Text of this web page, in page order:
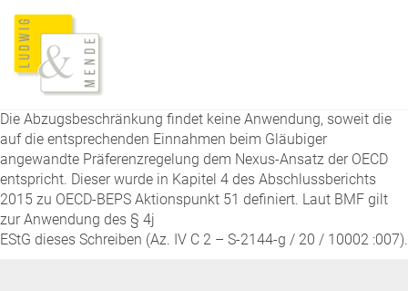
Die Abzugsbeschränkung findet keine Anwendung, soweit die
auf die entsprechenden Einnahmen beim Gläubiger
angewandte Präferenzregelung dem Nexus-Ansatz der OECD
entspricht. Dieser wurde in Kapitel 4 des Abschlussberichts
2015 zu OECD-BEPS Aktionspunkt 51 definiert. Laut BMF gilt
zur Anwendung des § 4j
EStG dieses Schreiben (Az. IV C 2 – S-2144-g / 20 / 10002 :007).